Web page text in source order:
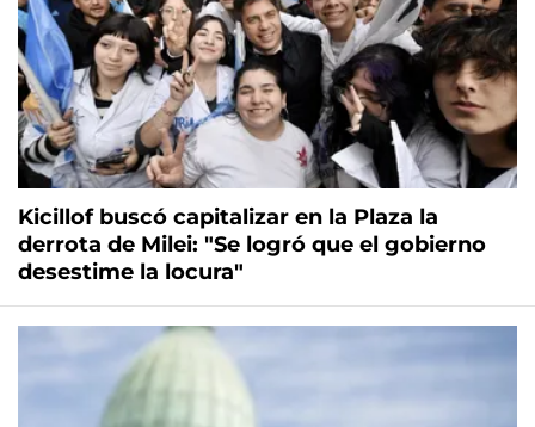
Kicillof buscó capitalizar en la Plaza la
derrota de Milei: "Se logró que el gobierno
desestime la locura"